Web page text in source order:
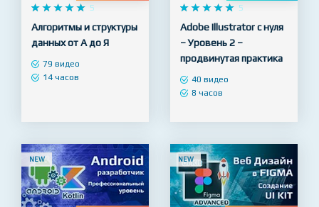
    
     5
Алгоритмы и структуры
данных от А до Я
79 видео
14 часов
    
     5
Adobe Illustrator с нуля
– Уровень 2 –
продвинутая практика
40 видео
8 часов
NEW NEW